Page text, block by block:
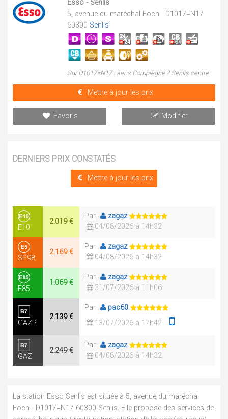
Esso - Senlis
5, avenue du maréchal Foch - D1017=N17
60300 Senlis
Sur D1017=N17 : sens Compiègne ? Senlis centre
Mettre à jour les prix
Favoris Modifier
DERNIERS PRIX CONSTATÉS
Mettre à jour les prix
E10
2.019 €
Par
zagaz
04/08/2026 à 14h32
SP98
2.169 €
Par
zagaz
04/08/2026 à 14h32
E85
1.069 €
Par
zagaz
31/07/2026 à 11h06
GAZP
2.139 €
Par
pac60
13/07/2026 à 17h42
GAZ
2.249 €
Par
zagaz
04/08/2026 à 14h32
La station Esso Senlis est située à 5, avenue du maréchal
Foch - D1017=N17 60300 Senlis. Elle propose des services de